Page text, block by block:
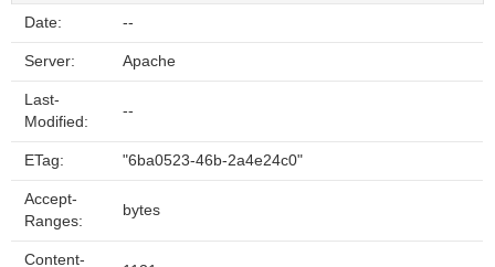
Date: --
Server: Apache
Last-
Modified:
--
ETag: "6ba0523-46b-2a4e24c0"
Accept-
Ranges:
bytes
Content-